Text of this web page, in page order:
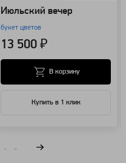
Июльский вечер
букет цветов
13 500 ₽
Купить в 1 клик
В корзину